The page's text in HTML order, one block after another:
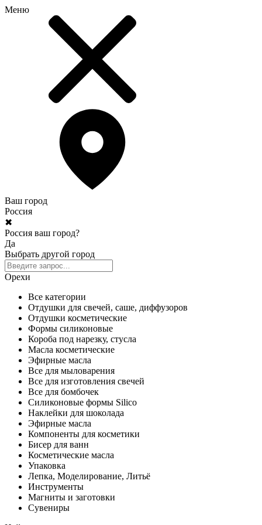
Меню
Ваш город
Россия
✖
Россия ваш город?
Да
Выбрать другой город
Орехи
Все категории
Отдушки для свечей, саше, диффузоров
Отдушки косметические
Формы силиконовые
Короба под нарезку, стусла
Масла косметические
Эфирные масла
Все для мыловарения
Все для изготовления свечей
Все для бомбочек
Силиконовые формы Silico
Наклейки для шоколада
Эфирные масла
Компоненты для косметики
Бисер для ванн
Косметические масла
Упаковка
Лепка, Моделирование, Литьё
Инструменты
Магниты и заготовки
Сувениры